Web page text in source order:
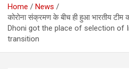
Home
News
कोरोना संक्रमण के बीच ही हुआ भारतीय टीम
Dhoni got the place of selection of
transition